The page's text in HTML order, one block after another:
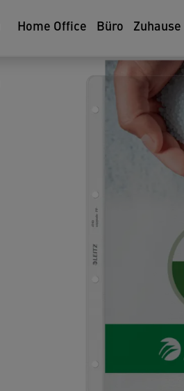
Home Office Büro Zuhause